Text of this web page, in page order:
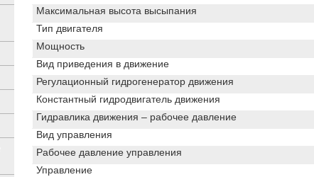
Максимальная высота высыпания
Тип двигателя
Мощность
Вид приведения в движение
Регулационный гидрогенератор движения
Константный гидродвигатель движения
Гидравлика движения – рабочее давление
Вид управления
Рабочее давление управления
Управление